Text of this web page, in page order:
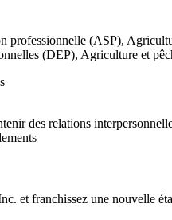
professionnelle (ASP),
(DEP), Agriculture et
des relations
et franchissez une nouvelle